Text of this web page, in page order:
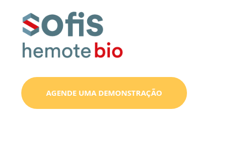
AGENDE UMA DEMONSTRAÇÃO